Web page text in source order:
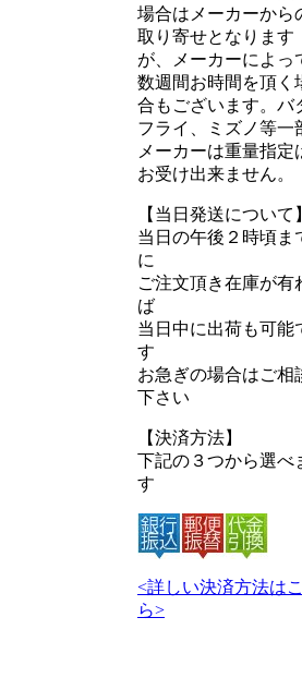
場合はメーカーから
取り寄せとなります
が、メーカーによっ
数週間お時間を頂く
合もございます。バ
フライ、ミズノ等一
メーカーは重量指定
お受け出来ません。
【当日発送について】
当日の午後２時頃ま
に
ご注文頂き在庫が有
ば
当日中に出荷も可能
す
お急ぎの場合はご相
下さい
【決済方法】
下記の３つから選べ
す
<詳しい決済方法は
ら>